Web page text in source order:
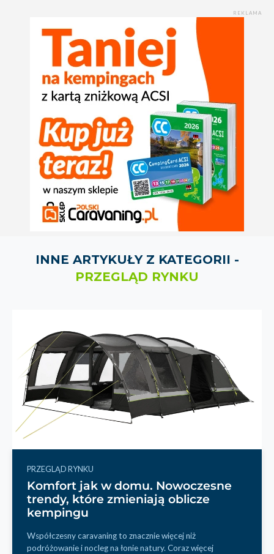
REKLAMA
INNE ARTYKUŁY Z KATEGORII -
PRZEGLĄD RYNKU
PRZEGLĄD RYNKU
Komfort jak w domu. Nowoczesne
trendy, które zmieniają oblicze
kempingu
Współczesny caravaning to znacznie więcej niż
podróżowanie i nocleg na łonie natury. Coraz więcej